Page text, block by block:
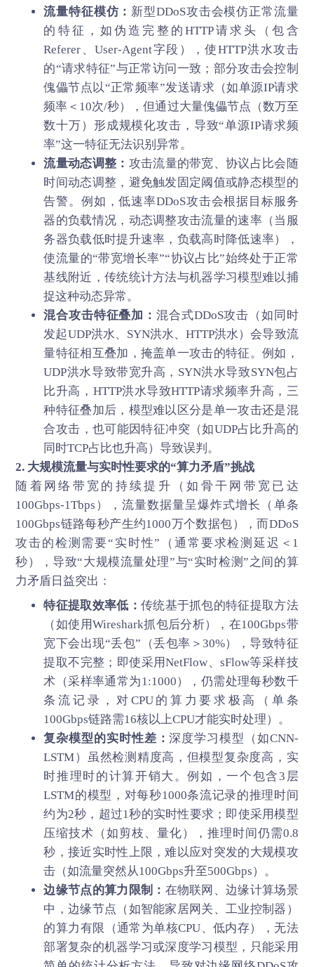
流量特征模仿： 新型DDoS攻击会模仿正常流量
的特征，如伪造完整的HTTP请求头（包含
Referer、User-Agent字段），使HTTP洪水攻击
的“请求特征”与正常访问一致；部分攻击会控制
傀儡节点以“正常频率”发送请求（如单源IP请求
频率＜10次/秒），但通过大量傀儡节点（数万至
数十万）形成规模化攻击，导致“单源IP请求频
率”这一特征无法识别异常。
流量动态调整： 攻击流量的带宽、协议占比会随
时间动态调整，避免触发固定阈值或静态模型的
告警。例如，低速率DDoS攻击会根据目标服务
器的负载情况，动态调整攻击流量的速率（当服
务器负载低时提升速率，负载高时降低速率），
使流量的“带宽增长率”“协议占比”始终处于正常
基线附近，传统统计方法与机器学习模型难以捕
捉这种动态异常。
混合攻击特征叠加： 混合式DDoS攻击（如同时
发起UDP洪水、SYN洪水、HTTP洪水）会导致流
量特征相互叠加，掩盖单一攻击的特征。例如，
UDP洪水导致带宽升高，SYN洪水导致SYN包占
比升高，HTTP洪水导致HTTP请求频率升高，三
种特征叠加后，模型难以区分是单一攻击还是混
合攻击，也可能因特征冲突（如UDP占比升高的
同时TCP占比也升高）导致误判。
2. 大规模流量与实时性要求的“算力矛盾”挑战
随着网络带宽的持续提升（如骨干网带宽已达
100Gbps-1Tbps），流量数据量呈爆炸式增长（单条
100Gbps链路每秒产生约1000万个数据包），而DDoS
攻击的检测需要“实时性”（通常要求检测延迟＜1
秒），导致“大规模流量处理”与“实时检测”之间的算
力矛盾日益突出：
特征提取效率低： 传统基于抓包的特征提取方法
（如使用Wireshark抓包后分析），在100Gbps带
宽下会出现“丢包”（丢包率＞30%），导致特征
提取不完整；即使采用NetFlow、sFlow等采样技
术（采样率通常为1:1000），仍需处理每秒数千
条流记录，对CPU的算力要求极高（单条
100Gbps链路需16核以上CPU才能实时处理）。
复杂模型的实时性差：深度学习模型（如CNN-
LSTM）虽然检测精度高，但模型复杂度高，实
时推理时的计算开销大。例如，一个包含3层
LSTM的模型，对每秒1000条流记录的推理时间
约为2秒，超过1秒的实时性要求；即使采用模型
压缩技术（如剪枝、量化），推理时间仍需0.8
秒，接近实时性上限，难以应对突发的大规模攻
击（如流量突然从100Gbps升至500Gbps）。
边缘节点的算力限制： 在物联网、边缘计算场景
中，边缘节点（如智能家居网关、工业控制器）
的算力有限（通常为单核CPU、低内存），无法
部署复杂的机器学习或深度学习模型，只能采用